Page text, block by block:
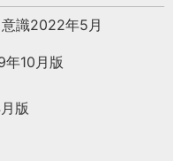
識2022年5月
10月版
版